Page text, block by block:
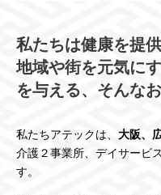
私たちは健康を提
地域や街を元気に
を与える、そんな
私たちアテックは、 大阪、
介護２事業所、デイサービ
す。